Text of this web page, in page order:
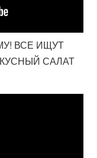
ВСЕ ИЩУТ
САЛАТ